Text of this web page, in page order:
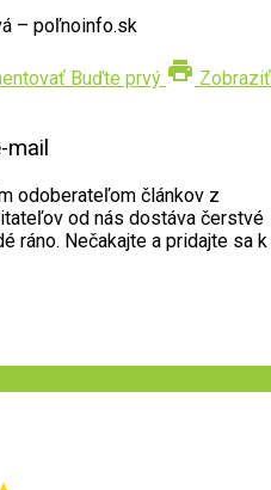
– poľnoinfo.sk
Buďte prvý print Zobraziť
odoberateľom článkov z
od nás dostáva čerstvé
ráno. Nečakajte a pridajte sa k